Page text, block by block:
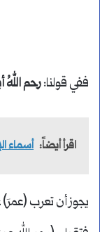
ففي قولنا:رحم
اقرأ أيضاً: أسماء
يجوز أن تعرب (عمرَ)